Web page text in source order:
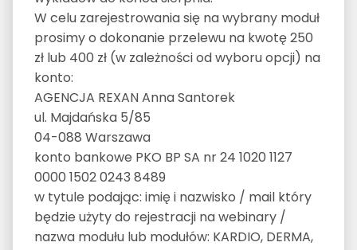
W celu zarejestrowania się na wybrany moduł
prosimy o dokonanie przelewu na kwotę 250
zł lub 400 zł (w zależności od wyboru opcji) na
konto:
AGENCJA REXAN Anna Santorek
ul. Majdańska 5/85
04-088 Warszawa
konto bankowe PKO BP SA nr 24 1020 1127
0000 1502 0243 8489
w tytule podając: imię i nazwisko / mail który
będzie użyty do rejestracji na webinary /
nazwa modułu lub modułów: KARDIO, DERMA,